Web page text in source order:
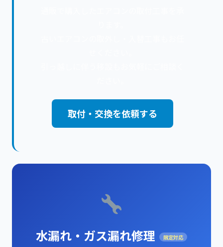
取付・交換を依頼する
水漏れ・ガス漏れ修理 限定対応